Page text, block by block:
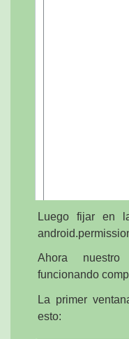
Luego fijar en
Ahora
funcionando
La primer
esto: